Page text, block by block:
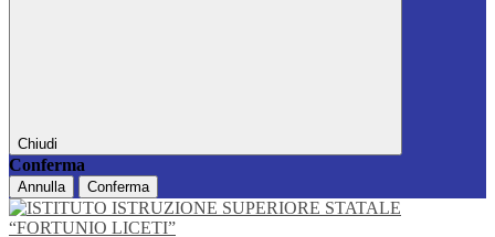
Chiudi
Conferma
Annulla Conferma